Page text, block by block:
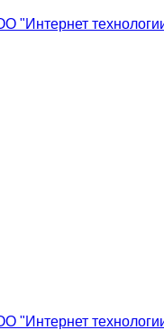
"Интернет
"Интернет